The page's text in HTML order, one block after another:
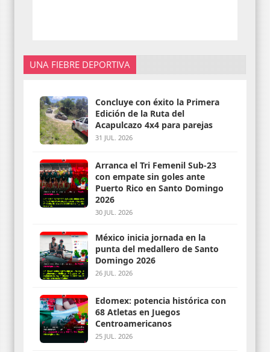
UNA FIEBRE DEPORTIVA
Concluye con éxito la Primera
Edición de la Ruta del
Acapulcazo 4x4 para parejas
31 JUL. 2026
Arranca el Tri Femenil Sub-23
con empate sin goles ante
Puerto Rico en Santo Domingo
2026
30 JUL. 2026
México inicia jornada en la
punta del medallero de Santo
Domingo 2026
26 JUL. 2026
Edomex: potencia histórica con
68 Atletas en Juegos
Centroamericanos
25 JUL. 2026